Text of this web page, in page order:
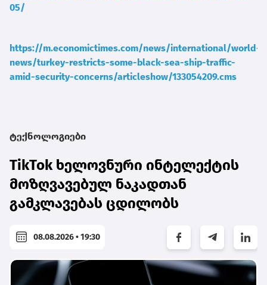
05/
https://m.economictimes.com/news/international/world-
news/turkey-restricts-some-black-sea-ship-traffic-
amid-security-concerns/articleshow/133054209.cms
ტექნოლოგიები
TikTok ხელოვნური ინტელექტის
მოზღვავებულ ნაკადთან
გამკლავებას ცდილობს
08.08.2026 • 19:30